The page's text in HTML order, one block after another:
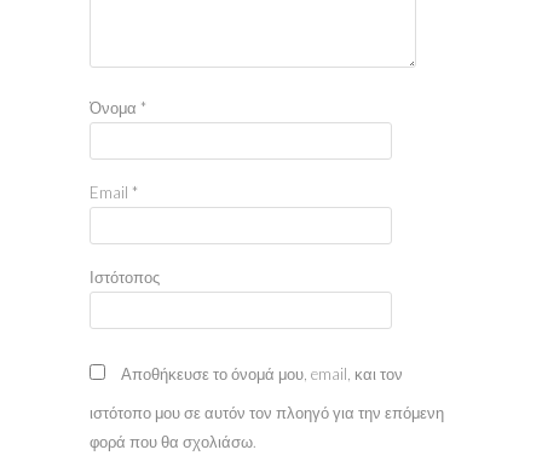
Όνομα *
Email *
Ιστότοπος
Αποθήκευσε το όνομά μου, email, και τον
ιστότοπο μου σε αυτόν τον πλοηγό για την επόμενη
φορά που θα σχολιάσω.